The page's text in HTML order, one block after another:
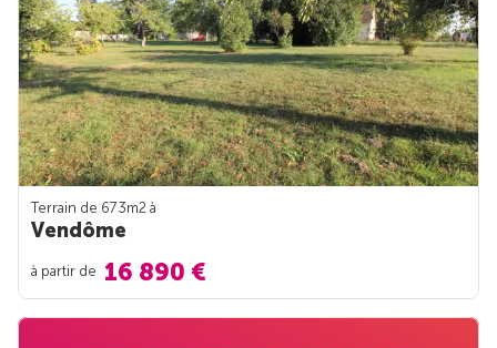
Terrain de 673m2 à
Vendôme
à partir de 16 890 €